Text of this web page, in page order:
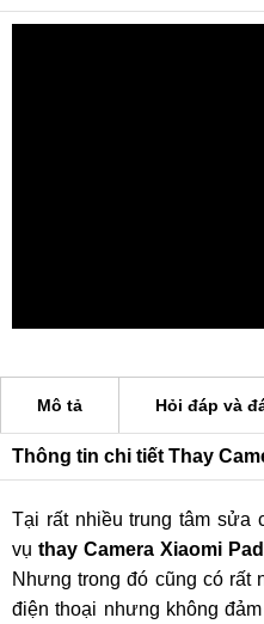
Mô tả Hỏi đáp và
Thông tin chi tiết Thay
Tại rất nhiều trung tâm sửa
vụthay Camera Xiaomi
Nhưng trong đó cũng có
điện thoại nhưng không